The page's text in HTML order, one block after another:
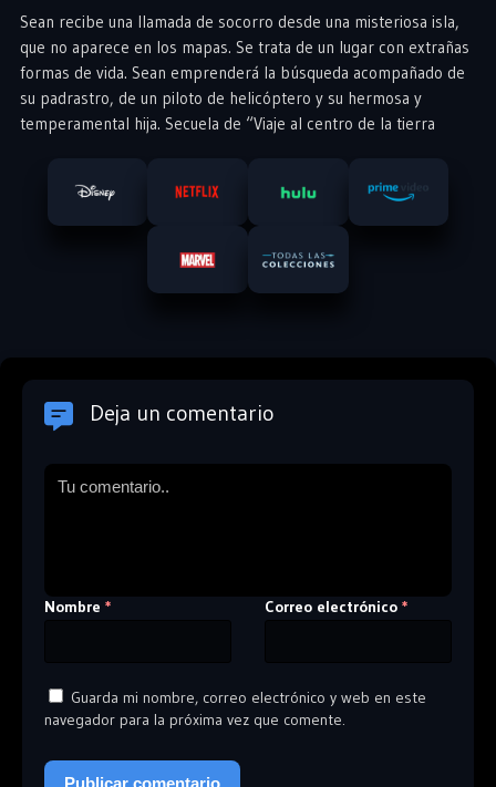
Sean recibe una llamada de socorro desde una misteriosa isla,
que no aparece en los mapas. Se trata de un lugar con extrañas
formas de vida. Sean emprenderá la búsqueda acompañado de
su padrastro, de un piloto de helicóptero y su hermosa y
temperamental hija. Secuela de “Viaje al centro de la tierra
Deja un comentario
Nombre * Correo electrónico *
Guarda mi nombre, correo electrónico y web en este
navegador para la próxima vez que comente.